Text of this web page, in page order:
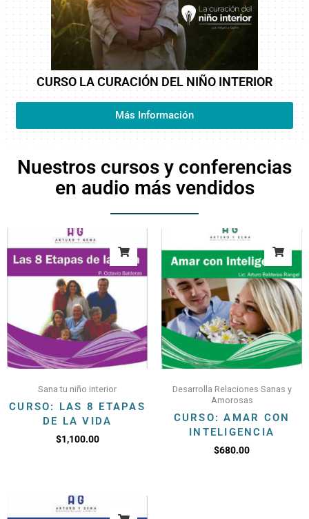
CURSO LA CURACIÓN DEL NIÑO INTERIOR
Más Información
Nuestros cursos y conferencias
en audio más vendidos
Sana tu niño interior
CURSO: LAS 8 ETAPAS
DE LA VIDA
$1,100.00
Desarrolla Relaciones Sanas y
Amorosas
CURSO: AMAR CON
INTELIGENCIA
$680.00